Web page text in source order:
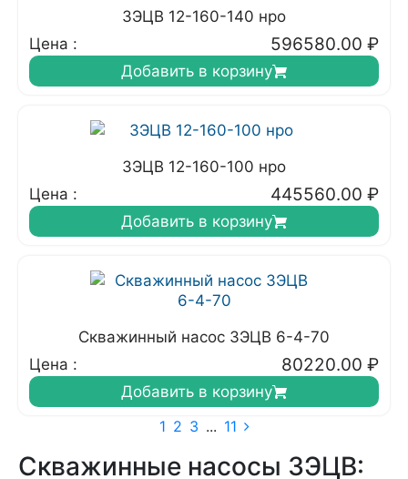
3ЭЦВ 12-160-140 нро
Цена :
596580.00 ₽
Добавить в корзину
3ЭЦВ 12-160-100 нро
Цена :
445560.00 ₽
Добавить в корзину
Скважинный насос 3ЭЦВ 6-4-70
Цена :
80220.00 ₽
Добавить в корзину
1 2 3 ... 11
Скважинные насосы 3ЭЦВ: